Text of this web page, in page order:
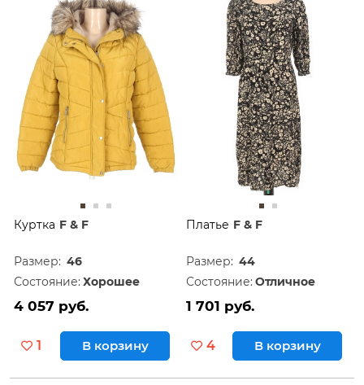
Куртка F & F
Размер: 46
Состояние: Хорошее
4 057 руб.
1 В корзину
Платье F & F
Размер: 44
Состояние: Отличное
1 701 руб.
4 В корзину